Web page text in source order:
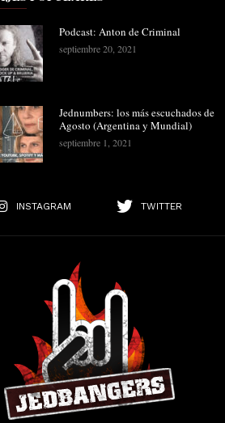
Podcast: Anton de Criminal
septiembre 20, 2021
Jednumbers: los más escuchados de
Agosto (Argentina y Mundial)
septiembre 1, 2021
INSTAGRAM TWITTER